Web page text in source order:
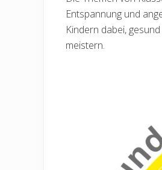
Entspannung und
Kindern dabei,
meistern.